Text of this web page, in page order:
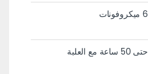
6 ميكروفونات
حتى 50 ساعة مع العلبة